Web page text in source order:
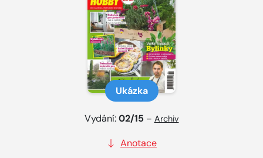
Ukázka
Vydání:02/15 – Archiv
Anotace